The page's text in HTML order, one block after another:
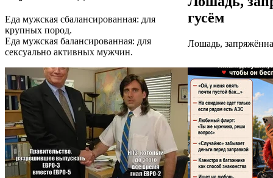
Еда мужская сбалансированная: для
крупных пород.
Еда мужская балансированная: для
сексуально активных мужчин.
гусём
Лошадь,